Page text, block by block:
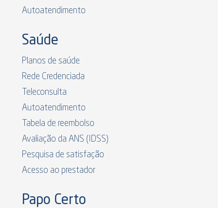
Autoatendimento
Saúde
Planos de saúde
Rede Credenciada
Teleconsulta
Autoatendimento
Tabela de reembolso
Avaliação da ANS (IDSS)
Pesquisa de satisfação
Acesso ao prestador
Papo Certo